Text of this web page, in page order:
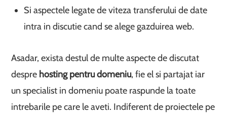
Si aspectele legate de viteza transferului de date
intra in discutie cand se alege gazduirea web.
Asadar, exista destul de multe aspecte de discutat
despre hosting pentru domeniu, fie el si partajat iar
un specialist in domeniu poate raspunde la toate
intrebarile pe care le aveti. Indiferent de proiectele pe